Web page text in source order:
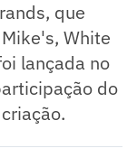
que
White
lançada no
do